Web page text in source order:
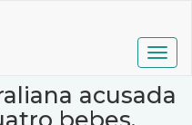
acusada
bebes,